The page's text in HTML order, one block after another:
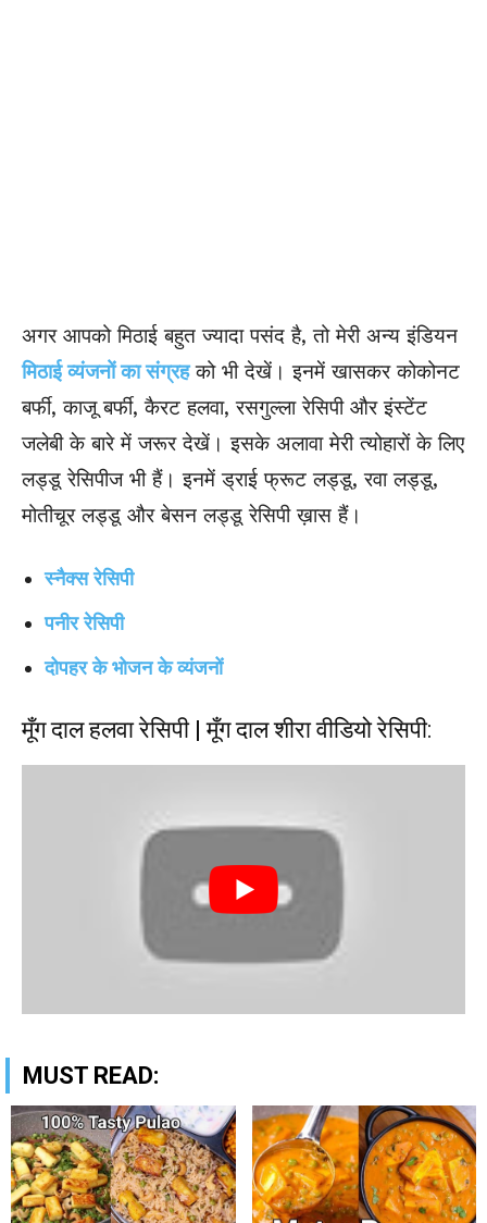
अगर आपको मिठाई बहुत ज्यादा पसंद है, तो मेरी अन्य इंडियन
मिठाई व्यंजनों का संग्रहको भी देखें। इनमें खासकर कोकोनट
बर्फी, काजू बर्फी, कैरट हलवा, रसगुल्ला रेसिपी और इंस्टेंट
जलेबी के बारे में जरूर देखें। इसके अलावा मेरी त्योहारों के लिए
लड्डू रेसिपीज भी हैं। इनमें ड्राई फ्रूट लड्डू, रवा लड्डू,
मोतीचूर लड्डू और बेसन लड्डू रेसिपी ख़ास हैं।
स्नैक्स रेसिपी
पनीर रेसिपी
दोपहर के भोजन के व्यंजनों
मूँग दाल हलवा रेसिपी | मूँग दाल शीरा वीडियो रेसिपी:
MUST READ: